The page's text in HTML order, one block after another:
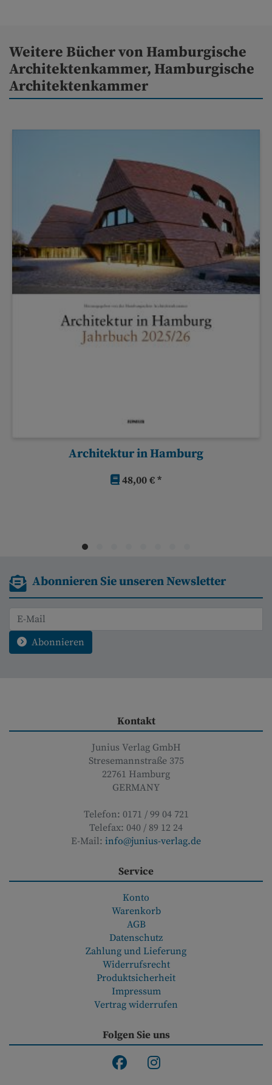
Weitere Bücher von Hamburgische
Architektenkammer, Hamburgische
Architektenkammer
Architektur in Hamburg
48,00 € *
Abonnieren Sie unseren Newsletter
Abonnieren
Kontakt
Junius Verlag GmbH
Stresemannstraße 375
22761 Hamburg
GERMANY
Telefon: 0171 / 99 04 721
Telefax: 040 / 89 12 24
E-Mail: info@junius-verlag.de
Service
Konto
Warenkorb
AGB
Datenschutz
Zahlung und Lieferung
Widerrufsrecht
Produktsicherheit
Impressum
Vertrag widerrufen
Folgen Sie uns